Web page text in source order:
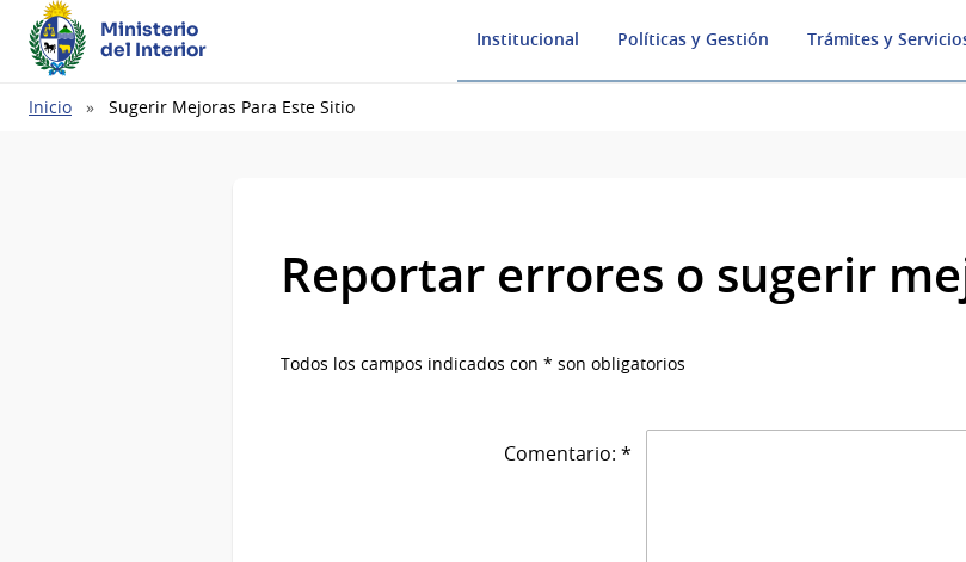
Ministerio
del Interior
Institucional Políticas y Gestión Trámites y
Ruta
Inicio Sugerir Mejoras Para Este Sitio
Reportar errores o sugerir
Todos los campos indicados con * son obligatorios
Comentario: *